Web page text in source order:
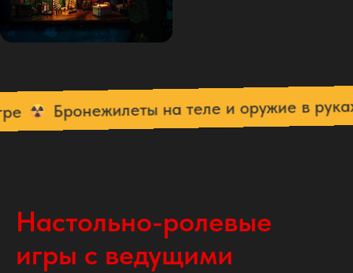
Бронежилеты на теле и оружие в руках
Настольно-ролевые
игры с ведущими